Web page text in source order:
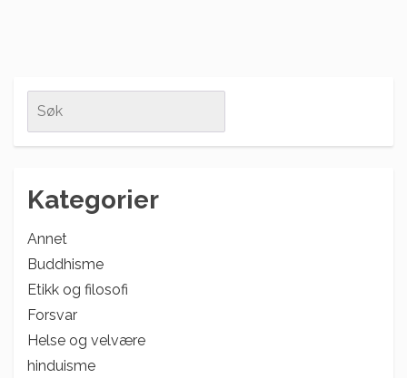
for:
Kategorier
Annet
Buddhisme
Etikk og filosofi
Forsvar
Helse og velvære
hinduisme